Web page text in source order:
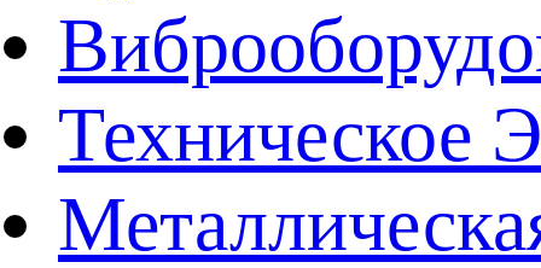
Техническое